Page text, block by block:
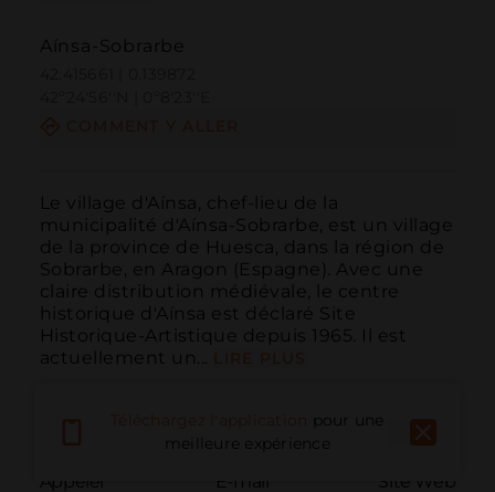
Aínsa-Sobrarbe
Le village d'Aínsa, chef-lieu de la
municipalité d'Aínsa-Sobrarbe, est un village
de la province de Huesca, dans la région de
Sobrarbe, en Aragon (Espagne). Avec une
claire distribution médiévale, le centre
historique d'Aínsa est déclaré Site
Historique-Artistique depuis 1965. Il est
actuellement un...
Appeler E-mail Site Web
pour une
meilleure expérience